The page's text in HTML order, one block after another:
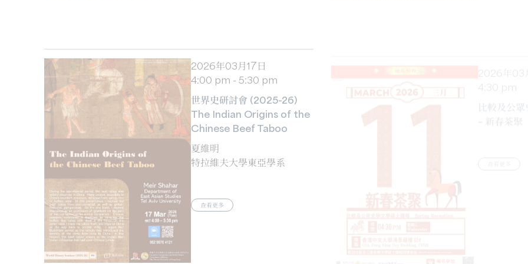
2026年03月17日
4:00 pm - 5:30 pm
世界史研討會 (2025-26)
The Indian Origins of the
Chinese Beef Taboo
夏維明
特拉維夫大學東亞學系
比較及公眾
– 新春茶聚